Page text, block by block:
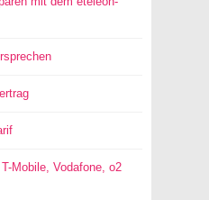
Mobile, Vodafone, o2